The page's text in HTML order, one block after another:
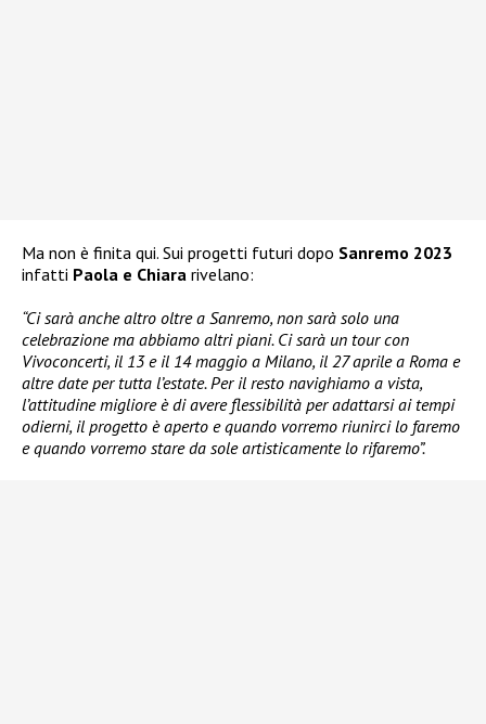
Ma non è finita qui. Sui progetti futuri dopo Sanremo 2023
infatti Paola e Chiara rivelano:
“Ci sarà anche altro oltre a Sanremo, non sarà solo una
celebrazione ma abbiamo altri piani. Ci sarà un tour con
Vivoconcerti, il 13 e il 14 maggio a Milano, il 27 aprile a Roma e
altre date per tutta l’estate. Per il resto navighiamo a vista,
l’attitudine migliore è di avere flessibilità per adattarsi ai tempi
odierni, il progetto è aperto e quando vorremo riunirci lo faremo
e quando vorremo stare da sole artisticamente lo rifaremo”.